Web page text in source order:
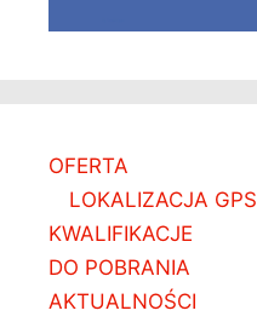
OFERTA
LOKALIZACJA GPS
KWALIFIKACJE
DO POBRANIA
AKTUALNOŚCI